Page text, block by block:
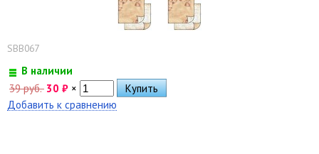
SBB067
В наличии
39 руб. 30 ₽ ×
Добавить к сравнению